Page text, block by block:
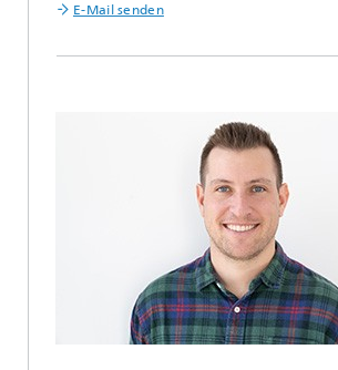
E-Mail senden